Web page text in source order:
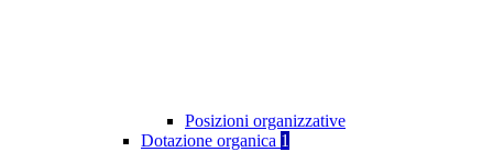
Posizioni organizzative
Dotazione organica 1